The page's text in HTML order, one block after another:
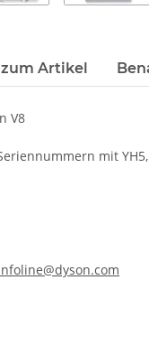
zum Artikel
V8
mit